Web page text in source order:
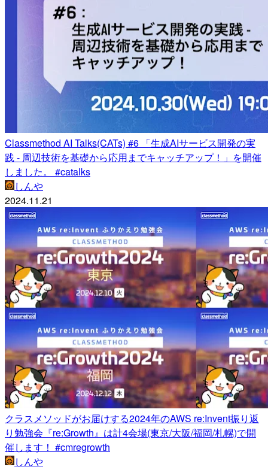
Classmethod AI Talks(CATs) #6 「生成AIサービス開発の実
践 - 周辺技術を基礎から応用までキャッチアップ！」を開催
しました。 #catalks
しんや
2024.11.21
クラスメソッドがお届けする2024年のAWS re:Invent振り返
り勉強会『re:Growth』は計4会場(東京/大阪/福岡/札幌)で開
催します！ #cmregrowth
しんや